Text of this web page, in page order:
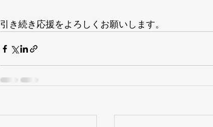
引き続き応援をよろしくお願いします。